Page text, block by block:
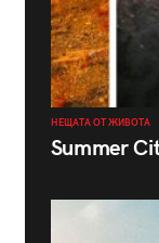
НЕЩАТА ОТ ЖИВОТА
Summer